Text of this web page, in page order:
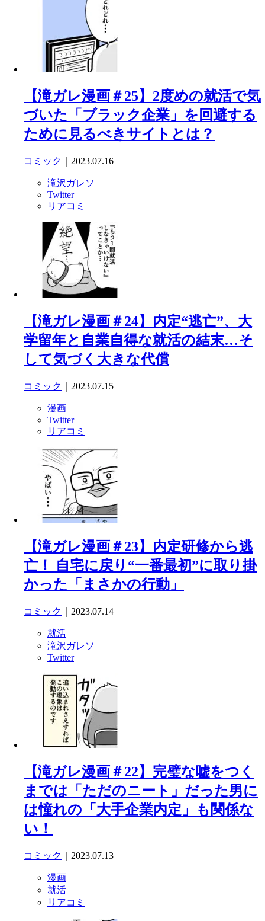
【滝ガレ漫画＃25】2度めの就活で気
づいた「ブラック企業」を回避する
ために見るべきサイトとは？
コミック ｜2023.07.16
滝沢ガレソ
Twitter
リアコミ
【滝ガレ漫画＃24】内定“逃亡”、大
学留年と自業自得な就活の結末…そ
して気づく大きな代償
コミック ｜2023.07.15
漫画
Twitter
リアコミ
【滝ガレ漫画＃23】内定研修から逃
亡！ 自宅に戻り“一番最初”に取り掛
かった「まさかの行動」
コミック ｜2023.07.14
就活
滝沢ガレソ
Twitter
【滝ガレ漫画＃22】完璧な嘘をつく
までは「ただのニート」だった男に
は憧れの「大手企業内定」も関係な
い！
コミック ｜2023.07.13
漫画
就活
リアコミ